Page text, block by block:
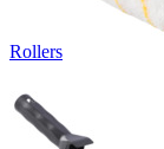
Rollers